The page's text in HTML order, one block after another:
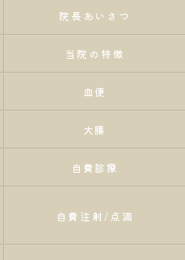
院長あいさつ
当院の特徴
血便
大腸
自費診療
自費注射/点滴